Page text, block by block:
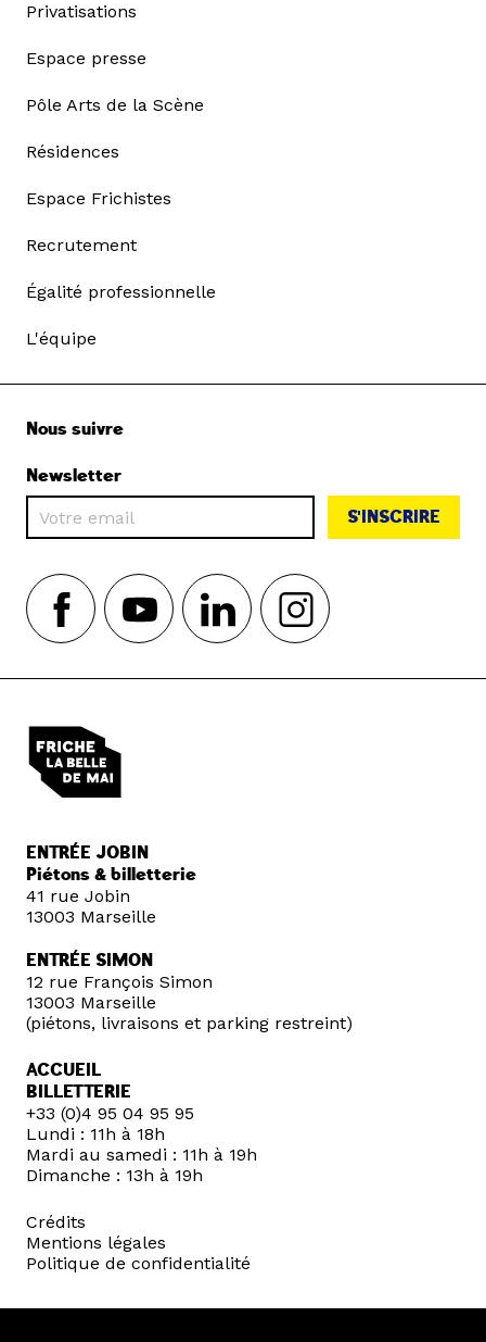
Privatisations
Espace presse
Pôle Arts de la Scène
Résidences
Espace Frichistes
Recrutement
Égalité professionnelle
L'équipe
Nous suivre
Newsletter
S'INSCRIRE
ENTRÉE JOBIN
Piétons & billetterie
41 rue Jobin
13003 Marseille
ENTRÉE SIMON
12 rue François Simon
13003 Marseille
(piétons, livraisons et parking restreint)
ACCUEIL
BILLETTERIE
+33 (0)4 95 04 95 95
Lundi : 11h à 18h
Mardi au samedi : 11h à 19h
Dimanche : 13h à 19h
Crédits
Mentions légales
Politique de confidentialité